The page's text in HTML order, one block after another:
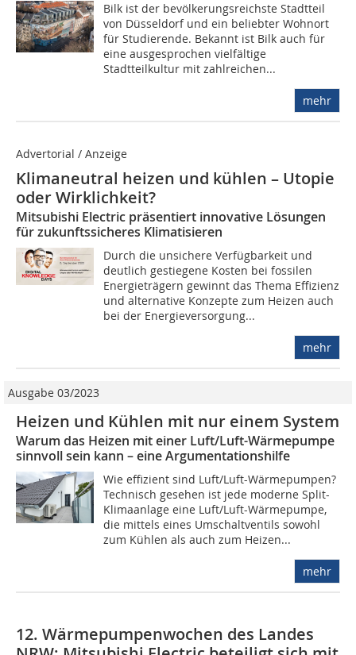
Bilk ist der bevölkerungsreichste Stadtteil
von Düsseldorf und ein beliebter Wohnort
für Studierende. Bekannt ist Bilk auch für
eine ausgesprochen vielfältige
Stadtteilkultur mit zahlreichen...
mehr
Advertorial / Anzeige
Klimaneutral heizen und kühlen – Utopie
oder Wirklichkeit?
Mitsubishi Electric präsentiert innovative Lösungen
für zukunftssicheres Klimatisieren
Durch die unsichere Verfügbarkeit und
deutlich gestiegene Kosten bei fossilen
Energieträgern gewinnt das Thema Effizienz
und alternative Konzepte zum Heizen auch
bei der Energieversorgung...
mehr
Ausgabe 03/2023
Heizen und Kühlen mit nur einem System
Warum das Heizen mit einer Luft/Luft-Wärmepumpe
sinnvoll sein kann – eine Argumentationshilfe
Wie effizient sind Luft/Luft-Wärmepumpen?
Technisch gesehen ist jede moderne Split-
Klimaanlage eine Luft/Luft-Wärmepumpe,
die mittels eines Umschaltventils sowohl
zum Kühlen als auch zum Heizen...
mehr
12. Wärmepumpenwochen des Landes